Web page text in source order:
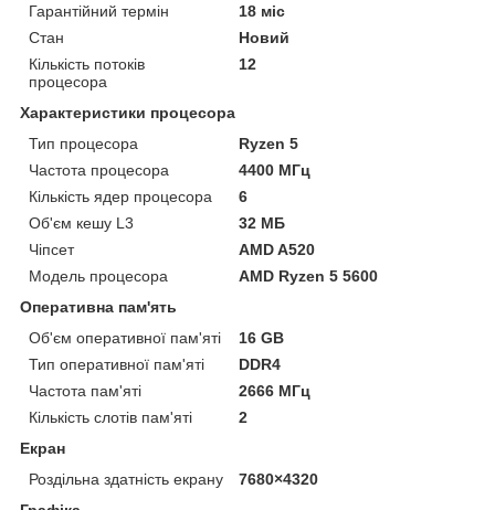
Гарантійний термін
18 міс
Стан
Новий
Кількість потоків
процесора
12
Характеристики процесора
Тип процесора
Ryzen 5
Частота процесора
4400 МГц
Кількість ядер процесора
6
Об'єм кешу L3
32 МБ
Чіпсет
AMD A520
Модель процесора
AMD Ryzen 5 5600
Оперативна пам'ять
Об'єм оперативної пам'яті
16 GB
Тип оперативної пам'яті
DDR4
Частота пам'яті
2666 МГц
Кількість слотів пам'яті
2
Екран
Роздільна здатність екрану
7680×4320